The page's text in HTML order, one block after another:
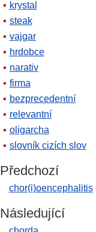
krystal
steak
vajgar
hrdobce
narativ
firma
bezprecedentní
relevantní
oligarcha
slovník cizích slov
Předchozí
chor(i)oencephalitis
Následující